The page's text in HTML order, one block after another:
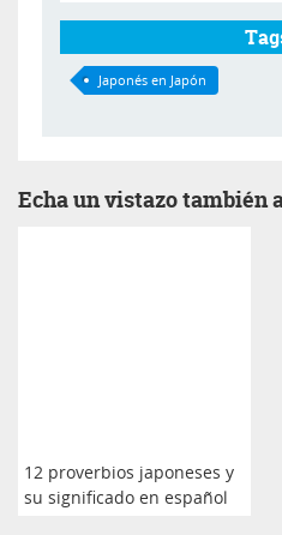
Japonés en Japón
Echa un vistazo también
12 proverbios japoneses y
su significado en español